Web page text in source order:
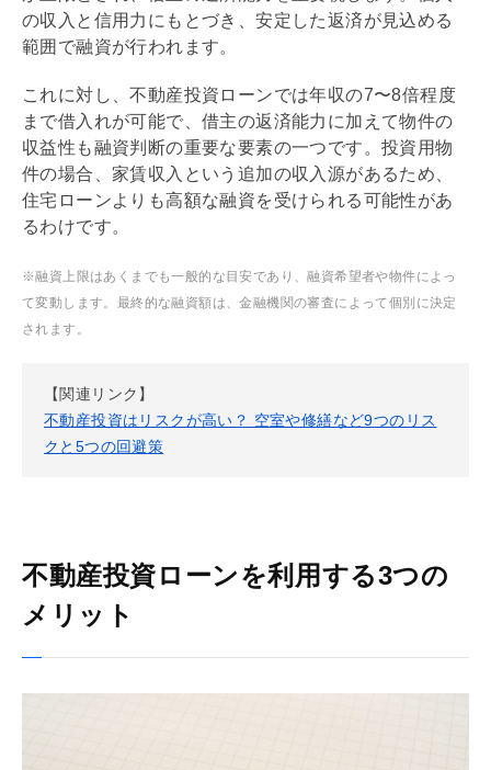
の収入と信用力にもとづき、安定した返済が見込める
範囲で融資が行われます。
これに対し、不動産投資ローンでは年収の7〜8倍程度
まで借入れが可能で、借主の返済能力 に加えて物件の
収益性も融資判断の重要な要素の一つです。投資用物
件の場合、家賃収入という追加の収入源があるため、
住宅ローンよりも高額な融資を受けられる可能性があ
るわけです。
※融資上限はあくまでも一般的な目安であり、融資希望者や物件によっ
て変動します。最終的な融資額は、金融機関の審査によって個別に決定
されます。
【関連リンク】
不動産投資はリスクが高い？ 空室や修繕など9つのリス
クと5つの回避策
不動産投資ローンを利用する3つの
メリット